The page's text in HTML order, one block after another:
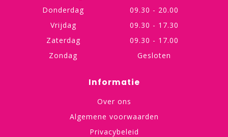
Donderdag
09.30 - 20.00
Vrijdag
09.30 - 17.30
Zaterdag
09.30 - 17.00
Zondag
Gesloten
Informatie
Over ons
Algemene voorwaarden
Privacybeleid